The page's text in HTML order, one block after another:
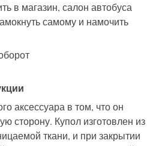
в магазин, салон автобуса
самому и намочить
аксессуара в том, что он
сторону. Купол изготовлен из
ткани, и при закрытии